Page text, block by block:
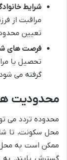
شرایط
مراقبت از
تعیین
فرصت های
تحصیل یا
گرفته می
محدودیت
محدوده تردد می
محل سکونت، تا
ممکن است به محل